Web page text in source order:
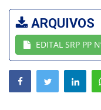
Notícias
Vídeos
Webmail
ARQUIVOS
EDITAL SRP PP